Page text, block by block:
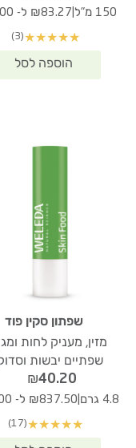
150 מ"ל ₪83.27 ל- 100 מ"ל
★
★
★
★
★
(3)
שפתון סקין פוד
מזין, מעניק לחות
שפתיים יבשות
₪40.20
4.8 גרם ₪837.50 ל- 100 גרם
★
★
★
★
★
(17)